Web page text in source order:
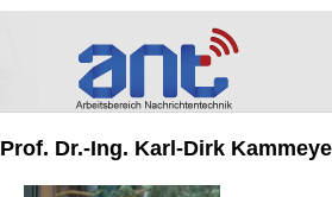
Prof. Dr.-Ing. Karl-Dirk